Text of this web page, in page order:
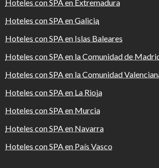
Hoteles con SPA en Extremadura
Hoteles con SPA en Galicia
Hoteles con SPA en Islas Baleares
Hoteles con SPA en la Comunidad de
Hoteles con SPA en la Comunidad
Hoteles con SPA en La Rioja
Hoteles con SPA en Murcia
Hoteles con SPA en Navarra
Hoteles con SPA en País Vasco